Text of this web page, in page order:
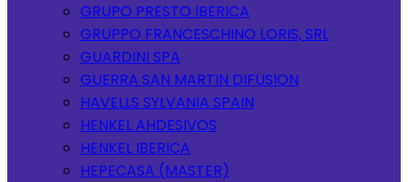
GRUPO PRESTO IBERICA
GRUPPO FRANCESCHINO LORIS, SRL
GUARDINI SPA
GUERRA SAN MARTIN DIFUSION
HAVELLS SYLVANIA SPAIN
HENKEL AHDESIVOS
HENKEL IBERICA
HEPECASA (MASTER)